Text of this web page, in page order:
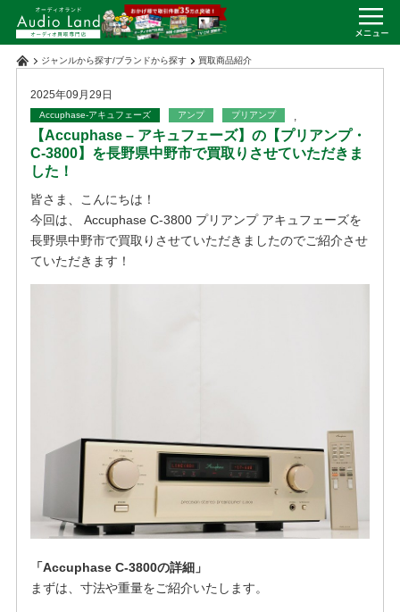
ジャンルから探す/ブランドから探す 買取商品紹介
2025年09月29日
Accuphase-アキュフェーズ アンプ ,
プリアンプ
【Accuphase – アキュフェーズ】の【プリアンプ・
C-3800】を長野県中野市で買取りさせていただきま
した！
皆さま、こんにちは！
今回は、 Accuphase C-3800 プリアンプ アキュフェーズを
長野県中野市で買取りさせていただきましたのでご紹介させ
ていただきます！
「Accuphase C-3800の詳細」
まずは、寸法や重量をご紹介いたします。